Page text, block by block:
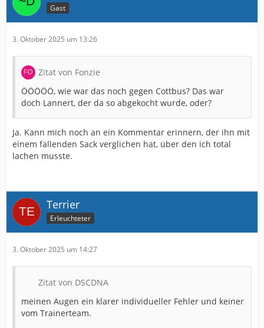
Gast
3. Oktober 2025 um 13:26
Zitat von Fonzie
ÖÖÖÖÖ, wie war das noch gegen Cottbus? Das war
doch Lannert, der da so abgekocht wurde, oder?
Ja. Kann mich noch an ein Kommentar erinnern, der ihn mit
einem fallenden Sack verglichen hat, über den ich total
lachen musste.
Terrier
Erleuchteter
3. Oktober 2025 um 14:27
Zitat von DSCDNA
meinen Augen ein klarer individueller Fehler und keiner
vom Trainerteam.